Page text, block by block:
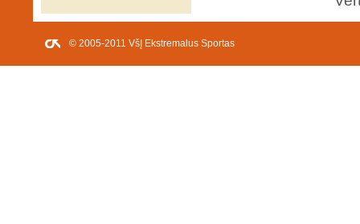
© 2005-2011 VšĮ Ekstremalus Sportas